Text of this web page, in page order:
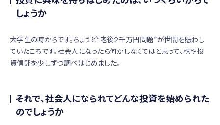
しょうか
大学生の時からです。ちょうど“老後2千万円問題”が世間を賑わし
ていたころです。社会人になったら何かしなくてはと思って、株や投
資信託を少しずつ調べはじめました。
それで、社会人になられてどんな投資を始められた
のでしょうか